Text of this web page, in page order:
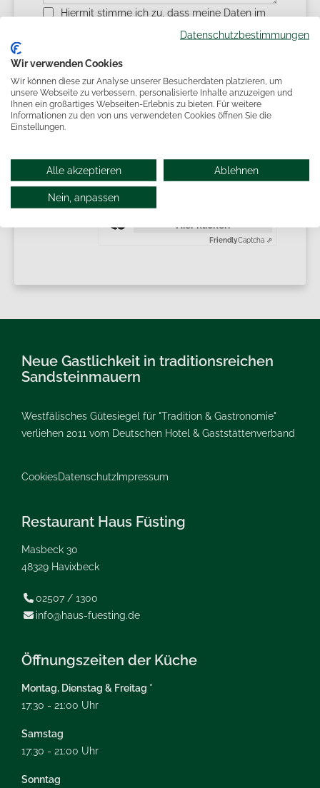
Hiermit stimme ich zu, dass meine Daten im
Rahmen der Anfrage erhoben und verarbeitet
Hinweis:
Sie können Ihre Einwilligung jederzeit für
die Zukunft per E-Mail (Kontaktdaten) widerrufen.
Weitere Informationen finden Sie in unserer
Datenschutzerklärung
Anti-Roboter-Verifizierung
Hier klicken
FriendlyCaptcha ⇗
Neue Gastlichkeit in traditionsreichen
Sandsteinmauern
Westfälisches Gütesiegel für "Tradition & Gastronomie"
verliehen 2011 vom Deutschen Hotel & Gaststättenverband
CookiesDatenschutz Impressum
Restaurant Haus Füsting
Masbeck 30
48329 Havixbeck
 02507 / 1300
 info@haus-fuesting.de
Öffnungszeiten der Küche
Montag, Dienstag & Freitag *
17:30 - 21:00 Uhr
Samstag
17:30 - 21:00 Uhr
Sonntag
Datenschutzbestimmungen
Wir verwenden Cookies
Wir können diese zur Analyse unserer Besucherdaten platzieren, um
unsere Webseite zu verbessern, personalisierte Inhalte anzuzeigen und
Ihnen ein großartiges Webseiten-Erlebnis zu bieten. Für weitere
Informationen zu den von uns verwendeten Cookies öffnen Sie die
Einstellungen.
Alle akzeptieren Ablehnen
Nein, anpassen